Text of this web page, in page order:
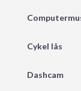
Cykel lås
Dashcam